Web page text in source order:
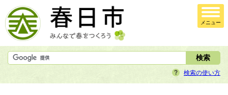
メニュー
検索の使い方